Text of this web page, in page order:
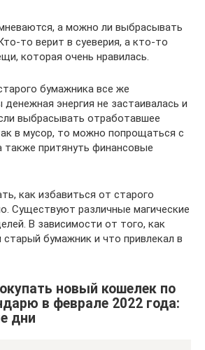
а можно ли выбрасывать
то верит в суеверия, а кто-то
которая очень нравилась.
бумажника все же
энергия не застаивалась и
выбрасывать отработавшее
в мусор, то можно попрощаться с
также притянуть финансовые
как избавиться от старого
Существуют различные магические
В зависимости от того, как
бумажник и что привлекал в
новый кошелек по
в феврале 2022 года:
дни